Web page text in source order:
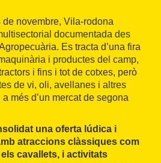
novembre, Vila-rodona
documentada des
Es tracta d’una fira
i productes del camp,
i fins i tot de cotxes, però
de vi, oli, avellanes i altres
més d’un mercat de segona
una oferta lúdica i
atraccions clàssiques com
cavallets, i activitats